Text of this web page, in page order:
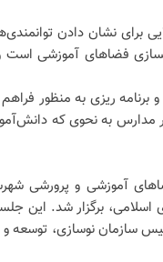
برای نشان دادن
فضاهای آموزشی است
برنامه ریزی به منظور
مدارس به نحوی که
آموزشی و پرورشی
اسلامی، برگزار شد. این
سازمان نوسازی، توسعه